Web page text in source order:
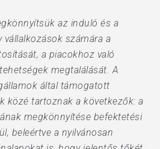
az induló és a
vállalkozások számára a
a piacokhoz való
megtalálását. A
által támogatott
közé tartoznak a következők: a
megkönnyítése befektetési
beleértve a nyilvánosan